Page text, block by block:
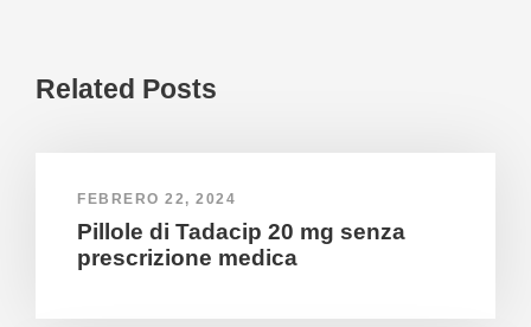
Related Posts
FEBRERO 22, 2024
Pillole di Tadacip 20 mg senza
prescrizione medica